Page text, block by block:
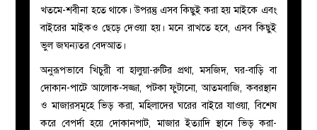
খতমে-শবীনা হতে থাকে। উপরন্তু এসব কিছুই করা হয় মাইকে এবং
বাইরের মাইকও ছেড়ে দেওয়া হয়। মনে রাখতে হবে, এসব কিছুই
ভুল জঘন্যতর বেদআত।
অনুরূপভাবে খিচুরী বা হালুয়া-রুটির প্রথা, মসজিদ, ঘর-বাড়ি বা
দোকান-পাটে আলোক-সজ্জা, পটকা ফুটানো, আতমবাজি, কবরস্থান
ও মাজারসমূহে ভিড় করা, মহিলাদের ঘরের বাইরে যাওয়া, বিশেষ
করে বেপর্দা হয়ে দোকানপাট, মাজার ইত্যাদি স্থানে ভিড় করা-